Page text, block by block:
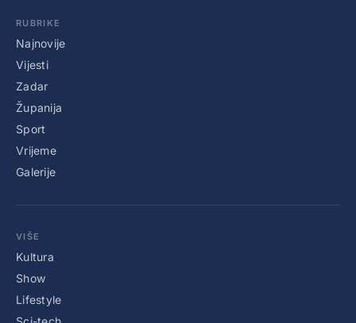
RUBRIKE
Najnovije
Vijesti
Zadar
Županija
Sport
Vrijeme
Galerije
VIŠE
Kultura
Show
Lifestyle